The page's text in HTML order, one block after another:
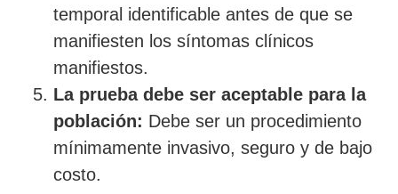
temporal identificable antes de que se
manifiesten los síntomas clínicos
manifiestos.
La prueba debe ser aceptable para la
población: Debe ser un procedimiento
mínimamente invasivo, seguro y de bajo
costo.